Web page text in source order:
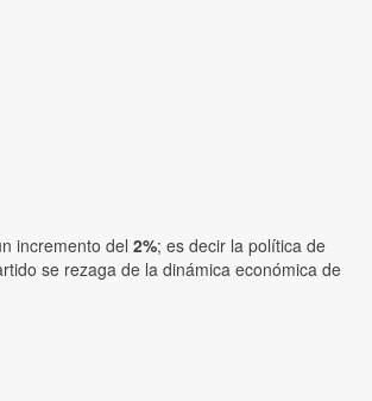
incremento del 2%; es decir la política de
se rezaga de la dinámica económica de